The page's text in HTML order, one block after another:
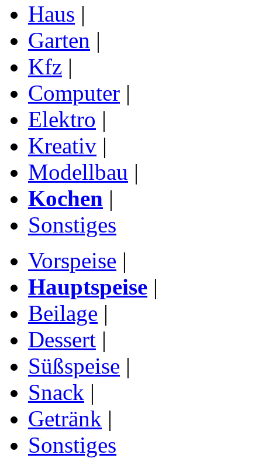
Haus |
Garten |
Kfz |
Computer |
Elektro |
Kreativ |
Modellbau |
Kochen |
Sonstiges
Vorspeise |
Hauptspeise |
Beilage |
Dessert |
Süßspeise |
Snack |
Getränk |
Sonstiges